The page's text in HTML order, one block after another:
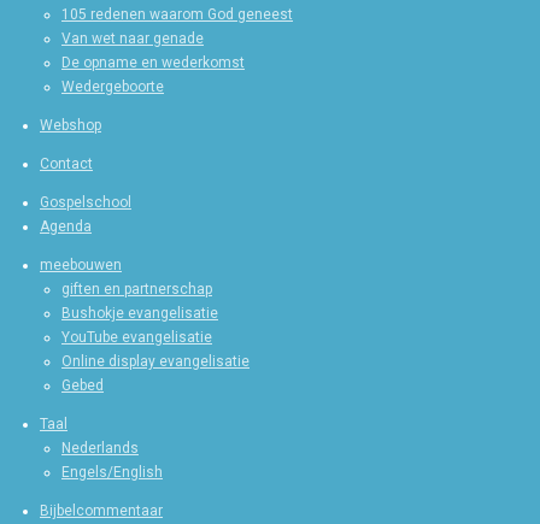
105 redenen waarom God geneest
Van wet naar genade
De opname en wederkomst
Wedergeboorte
Webshop
Contact
Gospelschool
Agenda
meebouwen
giften en partnerschap
Bushokje evangelisatie
YouTube evangelisatie
Online display evangelisatie
Gebed
Taal
Nederlands
Engels/English
Bijbelcommentaar